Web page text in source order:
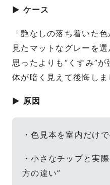
▶ ケース
「艶なしの落ち着いた
見たマットなグレーを
思ったよりも“くすみ”
体が暗く見えて後悔しま
▶ 原因
・色見本を室内だけ
・小さなチップと実
方の違い”